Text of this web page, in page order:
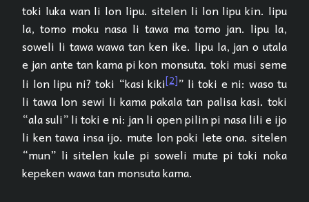
toki luka wan li lon lipu. sitelen li lon lipu kin. lipu
la, tomo moku nasa li tawa ma tomo jan. lipu la,
soweli li tawa wawa tan ken ike. lipu la, jan o utala
e jan ante tan kama pi kon monsuta. toki musi seme
li lon lipu ni? toki “kasi kiki[2]” li toki e ni: waso tu
li tawa lon sewi li kama pakala tan palisa kasi. toki
“ala suli” li toki e ni: jan li open pilin pi nasa lili e ijo
li ken tawa insa ijo. mute lon poki lete ona. sitelen
“mun” li sitelen kule pi soweli mute pi toki noka
kepeken wawa tan monsuta kama.